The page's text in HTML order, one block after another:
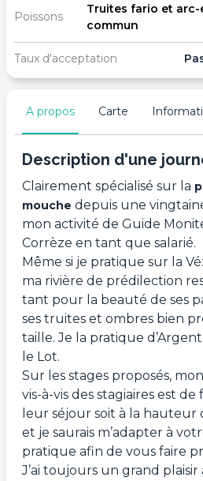
Poissons
Truites fario et arc-
commun
Taux d'acceptation
A propos Carte
Description d'une
Clairement spécialisé sur la
mouche depuis une
mon activité de Guide
Corrèze en tant que salarié.
Même si je pratique sur la
ma rivière de prédilection
tant pour la beauté de ses
ses truites et ombres bien
taille. Je la pratique
le Lot.
Sur les stages proposés,
vis-à-vis des stagiaires est
leur séjour soit à la hauteur
et je saurais m’adapter à
pratique afin de vous faire
J’ai toujours un grand